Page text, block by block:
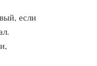
если